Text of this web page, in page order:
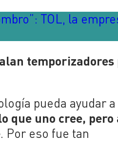
TOL, la
temporizadores
pueda ayudar a
que uno cree, pero
. Por eso fue tan